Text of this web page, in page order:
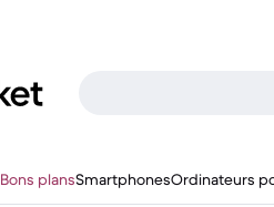
Bons plansSmartphonesOrdinateurs